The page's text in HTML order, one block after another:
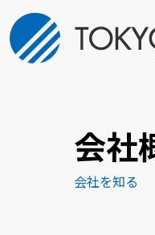
会社
会社を知る